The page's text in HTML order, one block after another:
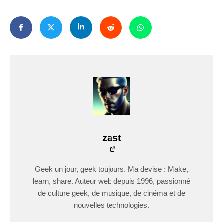
zast
Geek un jour, geek toujours. Ma devise : Make,
learn, share. Auteur web depuis 1996, passionné
de culture geek, de musique, de cinéma et de
nouvelles technologies.